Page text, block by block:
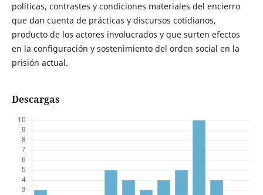
políticas, contrastes y condiciones materiales del encierro
que dan cuenta de prácticas y discursos cotidianos,
producto de los actores involucrados y que surten efectos
en la configuración y sostenimiento del orden social en la
prisión actual.
Descargas